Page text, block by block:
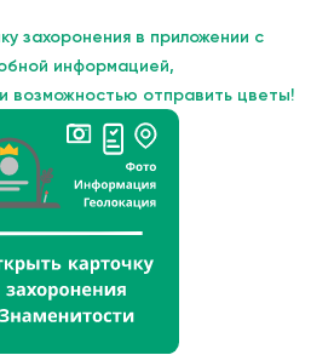
захоронения в приложении с
информацией,
возможностью отправить цветы!